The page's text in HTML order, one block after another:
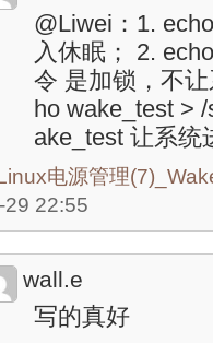
@Liwei：1.
入休眠； 2.
令 是加锁，不
ho wake_test >
ake_test 让系统
电源管理
29 22:55
wall.e
写的真好